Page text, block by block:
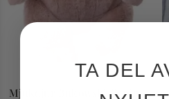
Mjukdjur Bukowski Kanin
TA DEL